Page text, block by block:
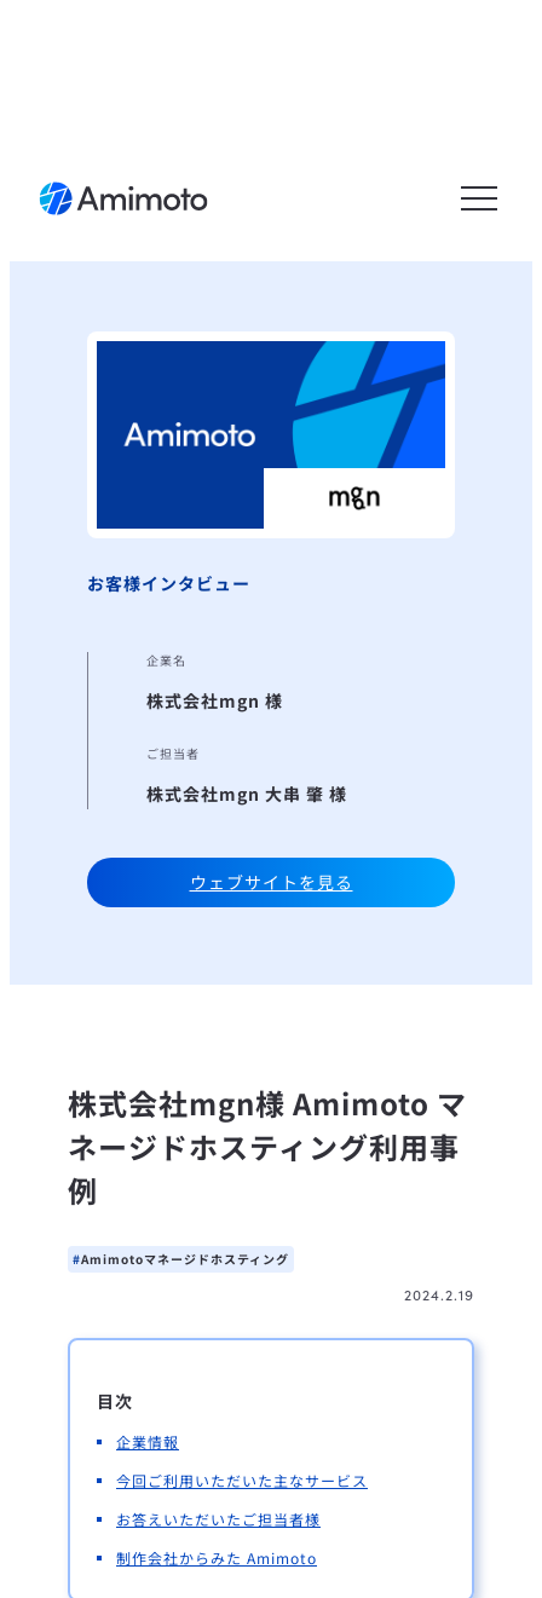
お客様インタビュー
企業名
株式会社mgn 様
ご担当者
株式会社mgn 大串 肇 様
ウェブサイトを見る
株式会社mgn様 Amimoto マ
ネージドホスティング利用事
例
Amimotoマネージドホスティング
2024.2.19
目次
企業情報
今回ご利用いただいた主なサービス
お答えいただいたご担当者様
制作会社からみた Amimoto